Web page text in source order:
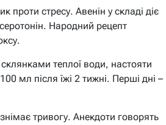
проти стресу. Авенін у складі діє
Народний рецепт
теплої води, настояти
мл після їжі 2 тижні. Перші дні –
тривогу. Анекдоти говорять